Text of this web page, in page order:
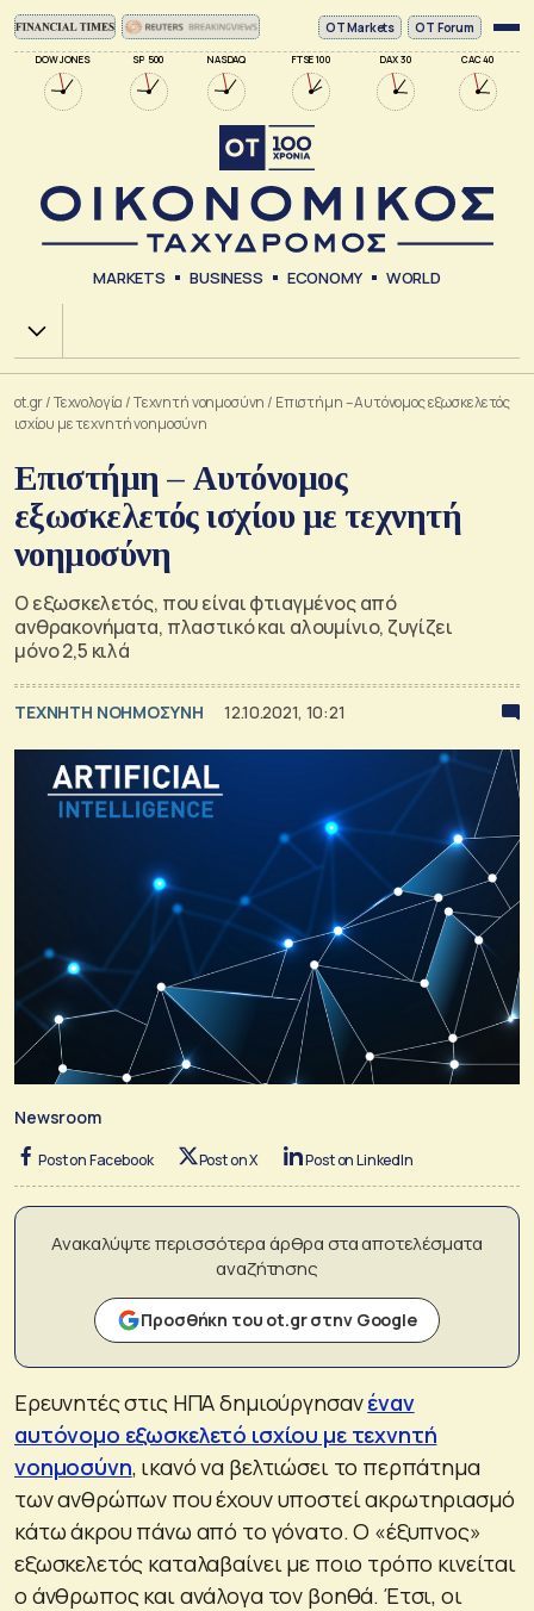
DOW JONES SP 500 NASDAQ FTSE 100 DAX 30 CAC 40
ΟΤ Markets OT Forum
MARKETS BUSINESS ECONOMY WORLD
Χ.Α.
ot.gr/Τεχνολογία /Tεχνητή νοημοσύνη / Επιστήμη – Αυτόνομος εξωσκελετός
ισχίου με τεχνητή νοημοσύνη
Επιστήμη – Αυτόνομος
εξωσκελετός ισχίου με τεχνητή
νοημοσύνη
Ο εξωσκελετός, που είναι φτιαγμένος από
ανθρακονήματα, πλαστικό και αλουμίνιο, ζυγίζει
μόνο 2,5 κιλά
TΕΧΝΗΤΗ ΝΟΗΜΟΣΥΝΗ 12.10.2021, 10:21
Newsroom
Post on Facebook Post on X Post on LinkedIn
Ανακαλύψτε περισσότερα άρθρα στα αποτελέσματα
αναζήτησης
Προσθήκη του ot.gr στην Google
Ερευνητές στις ΗΠΑ δημιούργησανέναν
αυτόνομο εξωσκελετό ισχίου με τεχνητή
νοημοσύνη, ικανό να βελτιώσει το περπάτημα
των ανθρώπων που έχουν υποστεί ακρωτηριασμό
κάτω άκρου πάνω από το γόνατο. Ο «έξυπνος»
εξωσκελετός καταλαβαίνει με ποιο τρόπο κινείται
ο άνθρωπος και ανάλογα τον βοηθά. Έτσι, οι